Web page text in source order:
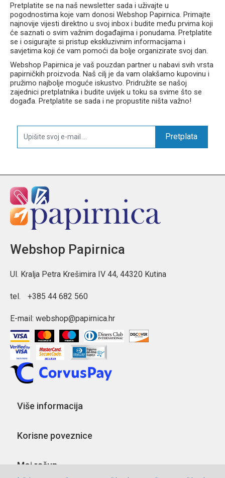
Pretplatite se na naš newsletter sada i uživajte u
pogodnostima koje vam donosi Webshop Papirnica. Primajte
najnovije vijesti direktno u svoj inbox i budite među prvima koji
će saznati o svim važnim događajima i ponudama. Pretplatite
se i osigurajte si pristup ekskluzivnim informacijama i
savjetima koji će vam pomoći da bolje organizirate svoj dan.
Webshop Papirnica je vaš pouzdan partner u nabavi svih vrsta
papirničkih proizvoda. Naš cilj je da vam olakšamo kupovinu i
pružimo najbolje moguće iskustvo. Pridružite se našoj
zajednici pretplatnika i budite uvijek u toku sa svime što se
događa. Pretplatite se sada i ne propustite ništa važno!
Pretplata
Webshop Papirnica
Ul. Kralja Petra Krešimira IV 44, 44320 Kutina
tel. +385 44 682 560
E-mail: webshop@papirnica.hr
Više informacija
Korisne poveznice
Moj račun